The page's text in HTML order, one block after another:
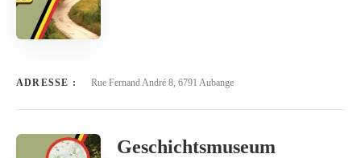
ADRESSE : Rue Fernand André 8, 6791 Aubange
Geschichtsmuseum